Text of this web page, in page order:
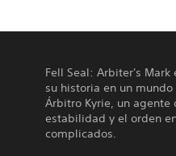
Fell Seal: Arbiter's
su historia en un
Árbitro Kyrie, un agente
estabilidad y el orden
complicados.